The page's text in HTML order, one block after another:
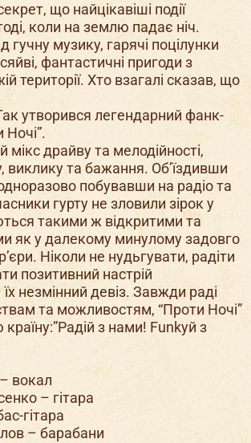
що найцікавіші події
коли на землю падає ніч.
гучну музику, гарячі поцілунки
фантастичні пригоди з
території. Хто взагалі сказав, що
утворився легендарний фанк-
Ночі”.
мікс драйву та мелодійності,
виклику та бажання. Об’їздивши
побувавши на радіо та
гурту не зловили зірок у
такими ж відкритими та
як у далекому минулому задовго
Ніколи не нудьгувати, радіти
позитивний настрій
незмінний девіз. Завжди раді
та можливостям, “Проти Ночі”
з нами! Funkуй з
вокал
– гітара
гітара
– барабани